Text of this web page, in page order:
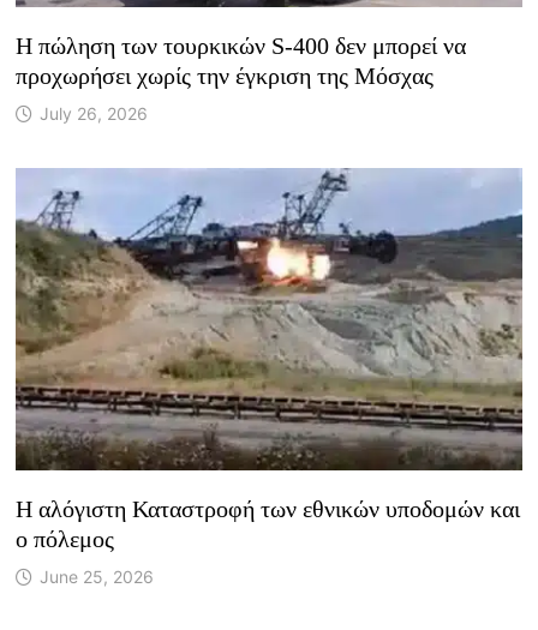
Η πώληση των τουρκικών S-400 δεν μπορεί να
προχωρήσει χωρίς την έγκριση της Μόσχας
July 26, 2026
Η αλόγιστη Καταστροφή των εθνικών υποδομών και
ο πόλεμος
June 25, 2026